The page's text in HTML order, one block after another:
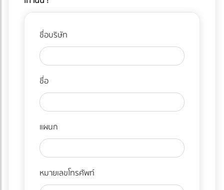
ชื่อบริษัท
ชื่อ
แผนก
หมายเลขโทรศัพท์